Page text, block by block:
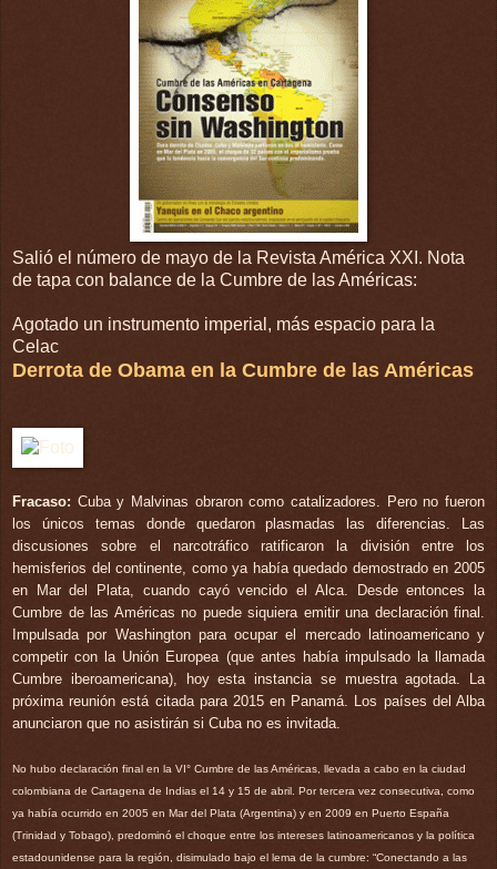
Salió el número de mayo de la Revista América XXI. Nota
de tapa con balance de la Cumbre de las Américas:
Agotado un instrumento imperial, más espacio para la
Celac
Derrota de Obama en la Cumbre de las Américas
Fracaso: Cuba y Malvinas obraron como catalizadores. Pero no fueron
los únicos temas donde quedaron plasmadas las diferencias. Las
discusiones sobre el narcotráfico ratificaron la división entre los
hemisferios del continente, como ya había quedado demostrado en 2005
en Mar del Plata, cuando cayó vencido el Alca. Desde entonces la
Cumbre de las Américas no puede siquiera emitir una declaración final.
Impulsada por Washington para ocupar el mercado latinoamericano y
competir con la Unión Europea (que antes había impulsado la llamada
Cumbre iberoamericana), hoy esta instancia se muestra agotada. La
próxima reunión está citada para 2015 en Panamá. Los países del Alba
anunciaron que no asistirán si Cuba no es invitada.
No hubo declaración final en la VI° Cumbre de las Américas, llevada a cabo en la ciudad
colombiana de Cartagena de Indias el 14 y 15 de abril. Por tercera vez consecutiva, como
ya había ocurrido en 2005 en Mar del Plata (Argentina) y en 2009 en Puerto España
(Trinidad y Tobago), predominó el choque entre los intereses latinoamericanos y la política
estadounidense para la región, disimulado bajo el lema de la cumbre: “Conectando a las